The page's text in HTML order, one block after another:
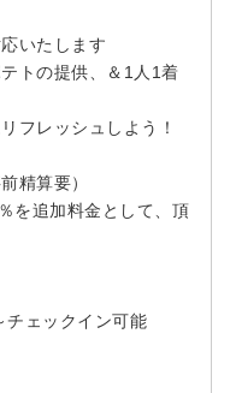
いたします
トの提供、＆1人1着
フレッシュしよう！
精算要）
を追加料金として、頂
チェックイン可能